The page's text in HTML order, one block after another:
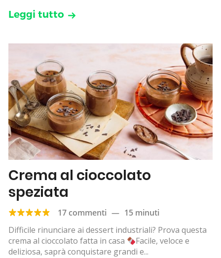
Leggi tutto
Crema al cioccolato
speziata
17 commenti — 15 minuti
Difficile rinunciare ai dessert industriali? Prova questa
crema al cioccolato fatta in casa
Facile, veloce e
deliziosa, saprà conquistare grandi e...